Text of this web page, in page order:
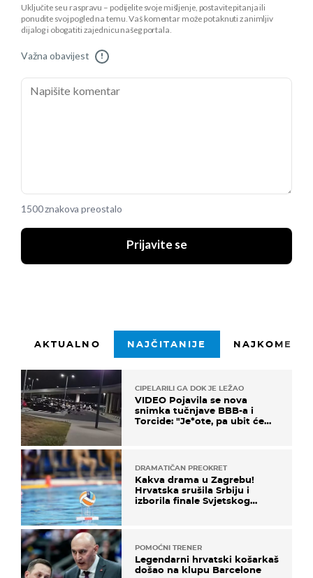
Uključite se u raspravu – podijelite svoje mišljenje, postavite pitanja ili
ponudite svoj pogled na temu. Vaš komentar može potaknuti zanimljiv
dijalog i obogatiti zajednicu našeg portala.
Važna obavijest !
1500 znakova preostalo
Prijavite se
AKTUALNO NAJČITANIJE
CIPELARILI GA DOK JE LEŽAO
VIDEO Pojavila se nova
snimka tučnjave BBB-a i
Torcide: "Je*ote, pa ubit će
DRAMATIČAN PREOKRET
Kakva drama u Zagrebu!
Hrvatska srušila Srbiju i
izborila finale Svjetskog
POMOĆNI TRENER
Legendarni hrvatski košarkaš
došao na klupu Barcelone